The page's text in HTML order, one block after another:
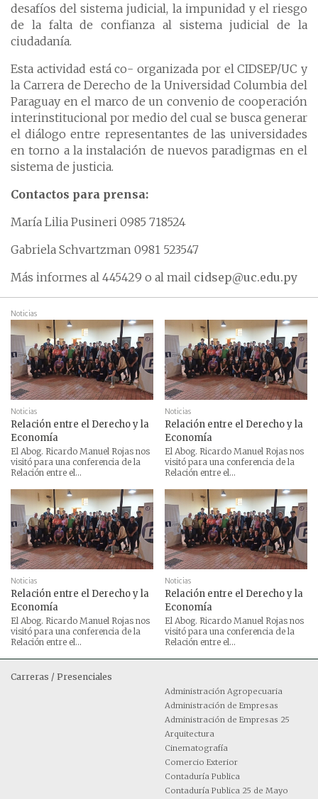
desafíos del sistema judicial, la impunidad y el riesgo
de la falta de confianza al sistema judicial de la
ciudadanía.
Esta actividad está co- organizada por el CIDSEP/UC y
la Carrera de Derecho de la Universidad Columbia del
Paraguay en el marco de un convenio de cooperación
interinstitucional por medio del cual se busca generar
el diálogo entre representantes de las universidades
en torno a la instalación de nuevos paradigmas en el
sistema de justicia.
Contactos para prensa:
María Lilia Pusineri 0985 718524
Gabriela Schvartzman 0981 523547
Más informes al 445429 o al mail cidsep@uc.edu.py
Noticias
Noticias
Relación entre el Derecho y la
Economía
El Abog. Ricardo Manuel Rojas nos
visitó para una conferencia de la
Relación entre el...
Noticias
Relación entre el Derecho y la
Economía
El Abog. Ricardo Manuel Rojas nos
visitó para una conferencia de la
Relación entre el...
Noticias
Relación entre el Derecho y la
Economía
El Abog. Ricardo Manuel Rojas nos
visitó para una conferencia de la
Relación entre el...
Noticias
Relación entre el Derecho y la
Economía
El Abog. Ricardo Manuel Rojas nos
visitó para una conferencia de la
Relación entre el...
Carreras / Presenciales
Administración Agropecuaria
Administración de Empresas
Administración de Empresas 25
Arquitectura
Cinematografía
Comercio Exterior
Contaduría Publica
Contaduría Publica 25 de Mayo